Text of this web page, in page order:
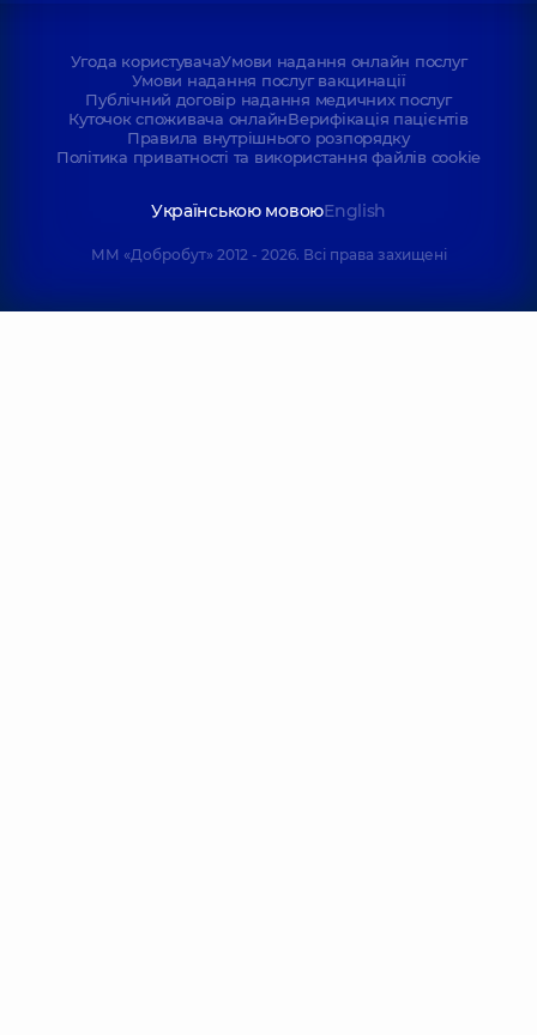
Угода користувачаУмови надання онлайн послуг
Умови надання послуг вакцинації
Публічний договір надання медичних послуг
Куточок споживача онлайнВерифікація пацієнтів
Правила внутрішнього розпорядку
Політика приватності та використання файлів cookie
Українською мовоюEnglish
ММ «Добробут» 2012 - 2026. Всі права захищені